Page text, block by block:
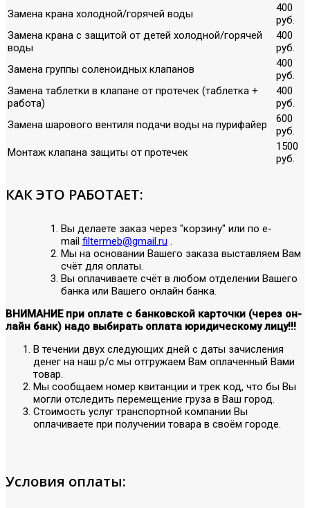
Замена крана холодной/горячей воды
400
руб.
Замена крана с защитой от детей холодной/горячей
воды
400
руб.
Замена группы соленоидных клапанов
400
руб.
Замена таблетки в клапане от протечек (таблетка +
работа)
400
руб.
Замена шарового вентиля подачи воды на пурифайер
600
руб.
Монтаж клапана защиты от протечек
1500
руб.
КАК ЭТО РАБОТАЕТ:
Вы делаете заказ через "корзину" или по е-
mail filtermeb@gmail.ru .
Мы на основании Вашего заказа выставляем Вам
счёт для оплаты.
Вы оплачиваете счёт в любом отделении Вашего
банка или Вашего онлайн банка.
ВНИМАНИЕ при оплате с банковской карточки (через он-
лайн банк) надо выбирать оплата юридическому лицу!!!
В течении двух следующих дней с даты зачисления
денег на наш р/с мы отгружаем Вам оплаченный Вами
товар.
Мы сообщаем номер квитанции и трек код, что бы Вы
могли отследить перемещение груза в Ваш город.
Стоимость услуг транспортной компании Вы
оплачиваете при получении товара в своём городе.
Условия оплаты: